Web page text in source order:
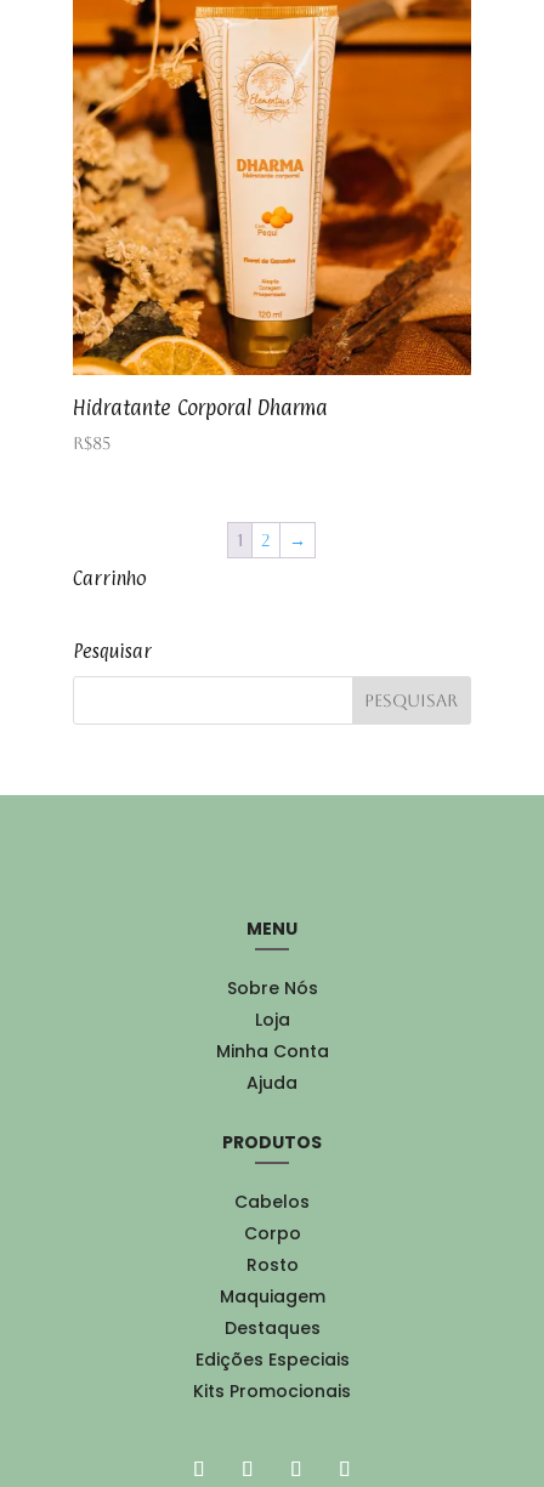
Hidratante Corporal Dharma
R$85
1 2 →
Carrinho
Pesquisar
MENU
Sobre Nós
Loja
Minha Conta
Ajuda
PRODUTOS
Cabelos
Corpo
Rosto
Maquiagem
Destaques
Edições Especiais
Kits Promocionais